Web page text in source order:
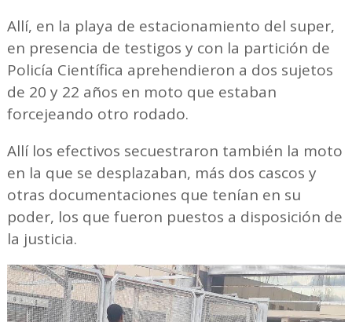
Allí, en la playa de estacionamiento del super,
en presencia de testigos y con la partición de
Policía Científica aprehendieron a dos sujetos
de 20 y 22 años en moto que estaban
forcejeando otro rodado.
Allí los efectivos secuestraron también la moto
en la que se desplazaban, más dos cascos y
otras documentaciones que tenían en su
poder, los que fueron puestos a disposición de
la justicia.